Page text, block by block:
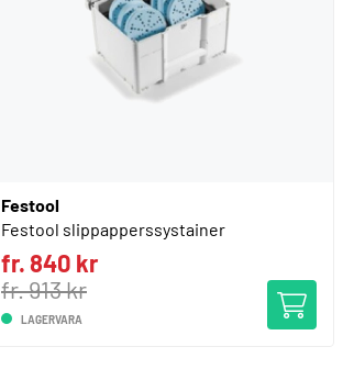
Festool
Festool slippapperssystainer
fr. 840 kr
fr. 913 kr
LAGERVARA